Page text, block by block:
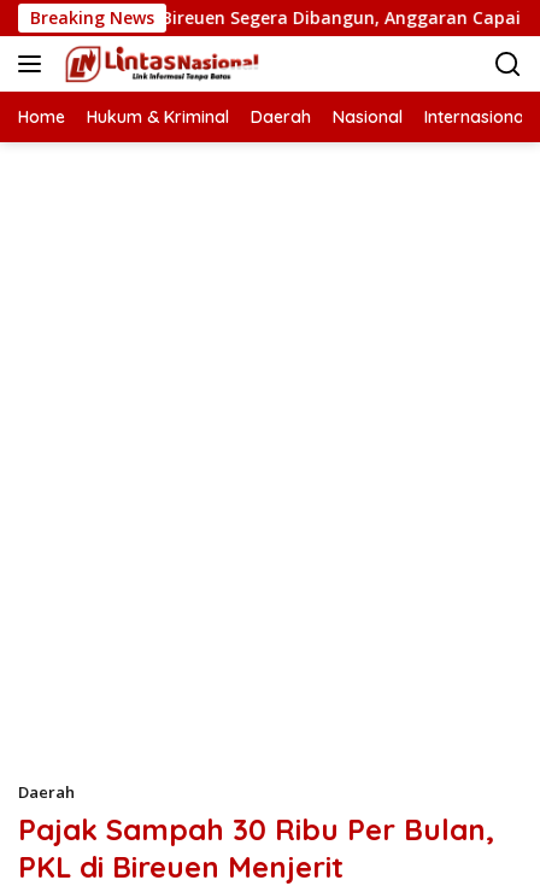
Langsung
ke
konten
Breaking News
di Bireuen Segera Dibangun, Anggaran Capai 500 M
Home Hukum & Kriminal Daerah Nasional Internasional
Daerah
Pajak Sampah 30 Ribu Per Bulan,
PKL di Bireuen Menjerit